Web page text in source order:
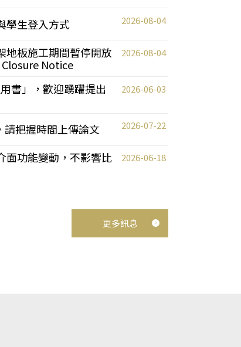
學生登入方式 2026-08-04
地板施工期間暫停開放
Notice
2026-08-04
書」，歡迎踴躍提出
2026-06-03
請把握時間上傳論文 2026-07-22
功能變動，不影響比
2026-06-18
更多訊息